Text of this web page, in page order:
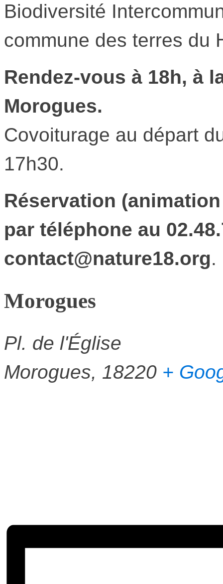
Biodiversité
commune des terres du
Rendez-vous à 18h, à
Morogues.
Covoiturage au départ
17h30.
Réservation
par téléphone au
contact@nature18.org.
Morogues
Pl. de l'Église
Morogues, 18220 +